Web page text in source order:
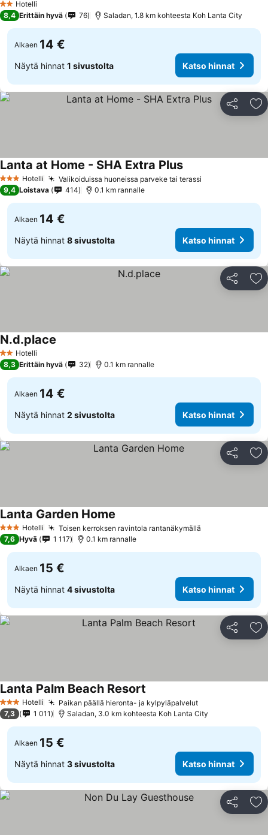
2 Tähtiluokitus
Hotelli
8,4 Erittäin hyvä 76 Saladan, 1.8 km kohteesta Koh Lanta City
Alkaen 14 €
Näytä hinnat 1 sivustolta Katso hinnat
Jaa
3 Tähtiluokitus
Hotelli Valikoiduissa huoneissa parveke tai terassi
Lanta at Home - SHA Extra Plus
9,4 Loistava 414 0.1 km rannalle
Alkaen 14 €
Näytä hinnat 8 sivustolta Katso hinnat
Jaa
2 Tähtiluokitus
Hotelli
N.d.place
8,3 Erittäin hyvä 32 0.1 km rannalle
Alkaen 14 €
Näytä hinnat 2 sivustolta Katso hinnat
Jaa
3 Tähtiluokitus
Hotelli Toisen kerroksen ravintola rantanäkymällä
Lanta Garden Home
7,6 Hyvä 1 117 0.1 km rannalle
Alkaen 15 €
Näytä hinnat 4 sivustolta Katso hinnat
Jaa
3 Tähtiluokitus
Hotelli Paikan päällä hieronta- ja kylpyläpalvelut
Lanta Palm Beach Resort
7,3 1 011 Saladan, 3.0 km kohteesta Koh Lanta City
Alkaen 15 €
Näytä hinnat 3 sivustolta Katso hinnat
Jaa